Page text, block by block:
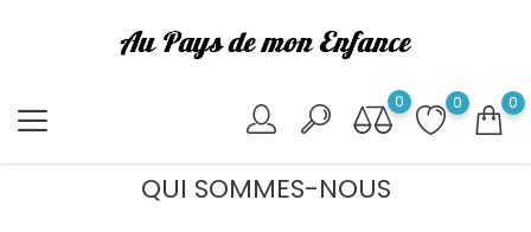
0
0
0
QUI SOMMES-NOUS